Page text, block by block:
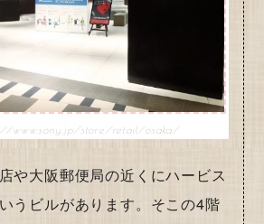
www.sony.jp/store/retail/osaka/
や大阪郵便局の近くにハービス
うビルがあります。そこの4階